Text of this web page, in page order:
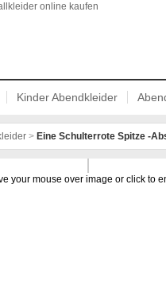
Kinder Abendkleider
> Eine Schulterrote Spitze -
your mouse over image or click to